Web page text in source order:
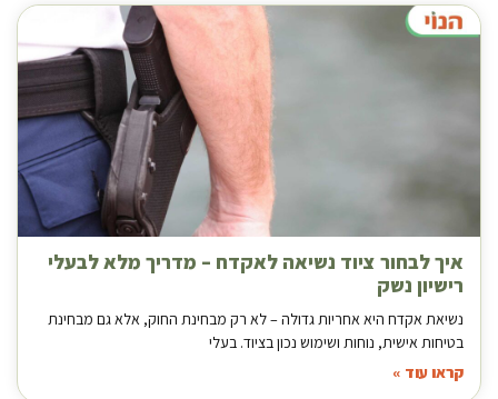
איך לבחור ציוד נשיאה לאקדח – מדריך מלא לבעלי
רישיון נשק
נשיאת אקדח היא אחריות גדולה – לא רק מבחינת החוק, אלא גם מבחינת
בטיחות אישית, נוחות ושימוש נכון בציוד. בעלי
קראו עוד »